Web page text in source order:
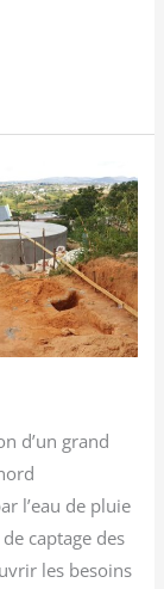
d’un grand
l’eau de pluie
captage des
les besoins